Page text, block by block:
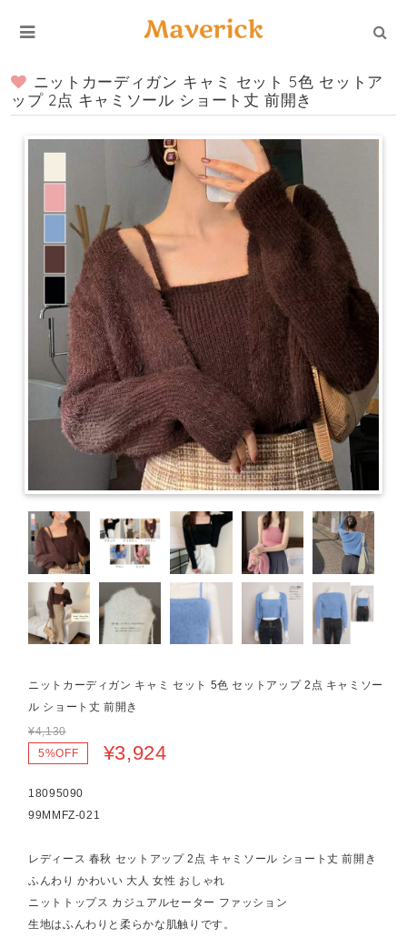
ニットカーディガン キャミ セット 5色 セットア
ップ 2点 キャミソール ショート丈 前開き
ニットカーディガン キャミ セット 5色 セットアップ 2点 キャミソー
ル ショート丈 前開き
¥4,130
5%OFF
¥3,924
18095090
99MMFZ-021
レディース 春秋 セットアップ 2点 キャミソール ショート丈 前開き
ふんわり かわいい 大人 女性 おしゃれ
ニットトップス カジュアルセーター ファッション
生地はふんわりと柔らかな肌触りです。